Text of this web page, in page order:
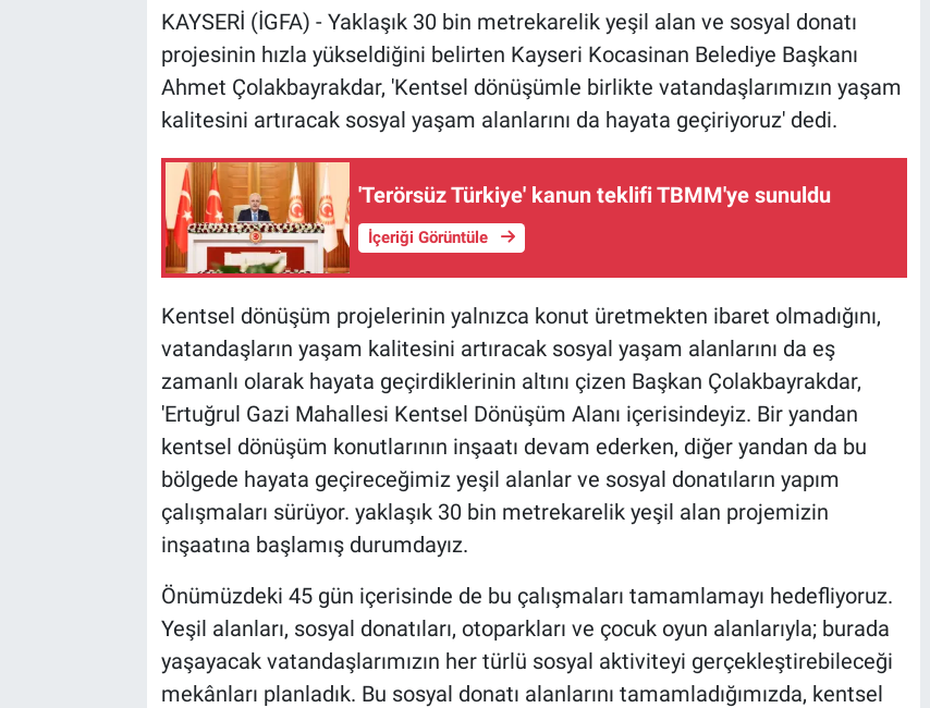
KAYSERİ (İGFA) - Yaklaşık 30 bin metrekarelik yeşil alan ve sosyal donatı
projesinin hızla yükseldiğini belirten Kayseri Kocasinan Belediye Başkanı
Ahmet Çolakbayrakdar, 'Kentsel dönüşümle birlikte vatandaşlarımızın yaşam
kalitesini artıracak sosyal yaşam alanlarını da hayata geçiriyoruz' dedi.
'Terörsüz Türkiye' kanun teklifi TBMM'ye sunuldu
İçeriği Görüntüle
Kentsel dönüşüm projelerinin yalnızca konut üretmekten ibaret olmadığını,
vatandaşların yaşam kalitesini artıracak sosyal yaşam alanlarını da eş
zamanlı olarak hayata geçirdiklerinin altını çizen Başkan Çolakbayrakdar,
'Ertuğrul Gazi Mahallesi Kentsel Dönüşüm Alanı içerisindeyiz. Bir yandan
kentsel dönüşüm konutlarının inşaatı devam ederken, diğer yandan da bu
bölgede hayata geçireceğimiz yeşil alanlar ve sosyal donatıların yapım
çalışmaları sürüyor. yaklaşık 30 bin metrekarelik yeşil alan projemizin
inşaatına başlamış durumdayız.
Önümüzdeki 45 gün içerisinde de bu çalışmaları tamamlamayı hedefliyoruz.
Yeşil alanları, sosyal donatıları, otoparkları ve çocuk oyun alanlarıyla; burada
yaşayacak vatandaşlarımızın her türlü sosyal aktiviteyi gerçekleştirebileceği
mekânları planladık. Bu sosyal donatı alanlarını tamamladığımızda, kentsel